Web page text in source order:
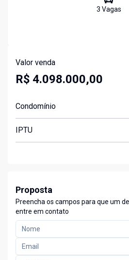
3 Vagas
Valor venda
R$ 4.098.000,00
Condomínio
IPTU
Proposta
Preencha os campos para que um
entre em contato